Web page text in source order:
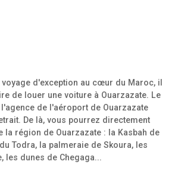
d'exception au cœur du Maroc, il
de louer une voiture à Ouarzazate. Le
de l'aéroport de Ouarzazate
De là, vous pourrez directement
la région de Ouarzazate : la Kasbah de
Todra, la palmeraie de Skoura, les
les dunes de Chegaga...